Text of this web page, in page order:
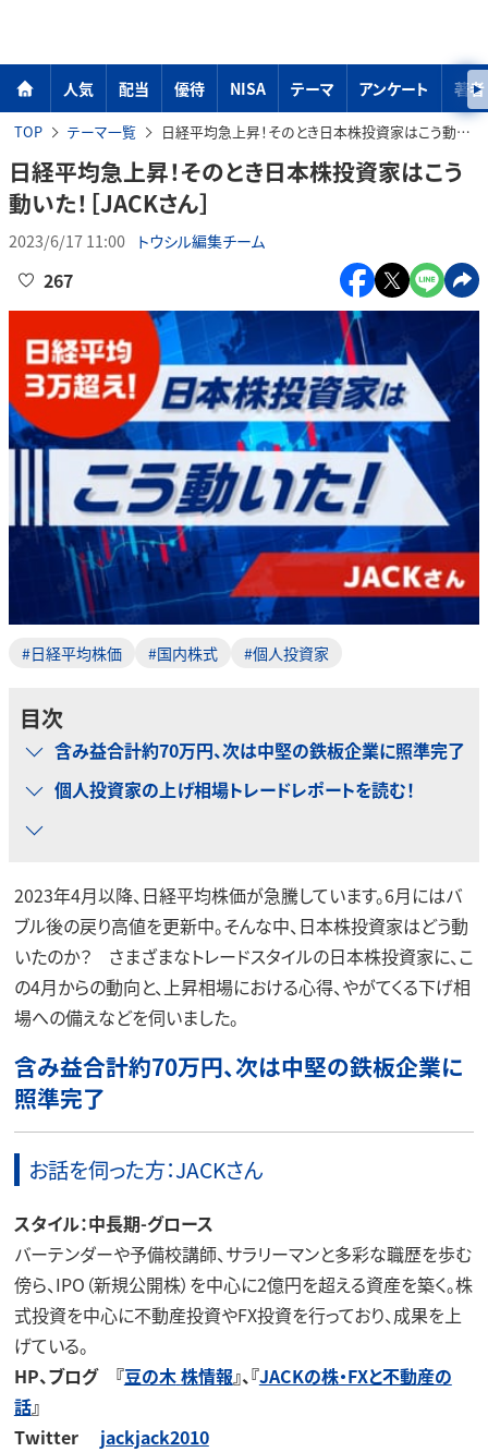
人気 配当 優待 NISA テーマ アンケート 著者
TOP テーマ一覧 日経平均急上昇！そのとき日本株投資家はこう動いた！［JACKさん］
日経平均急上昇！そのとき日本株投資家はこう
動いた！［JACKさん］
2023/6/17 11:00 トウシル編集チーム
267
#日経平均株価 #国内株式 #個人投資家
目次
含み益合計約70万円、次は中堅の鉄板企業に照準完了
個人投資家の上げ相場トレードレポートを読む！
2023年4月以降、日経平均株価が急騰しています。6月にはバ
ブル後の戻り高値を更新中。そんな中、日本株投資家はどう動
いたのか？ さまざまなトレードスタイルの日本株投資家に、こ
の4月からの動向と、上昇相場における心得、やがてくる下げ相
場への備えなどを伺いました。
含み益合計約70万円、次は中堅の鉄板企業に
照準完了
お話を伺った方：JACKさん
スタイル：中長期-グロース
バーテンダーや予備校講師、サラリーマンと多彩な職歴を歩む
傍ら、IPO（新規公開株）を中心に2億円を超える資産を築く。株
式投資を中心に不動産投資やFX投資を行っており、成果を上
げている。
HP、ブログ 『豆の木株情報』、『JACKの株・FXと不動産の
話』
Twitter jackjack2010